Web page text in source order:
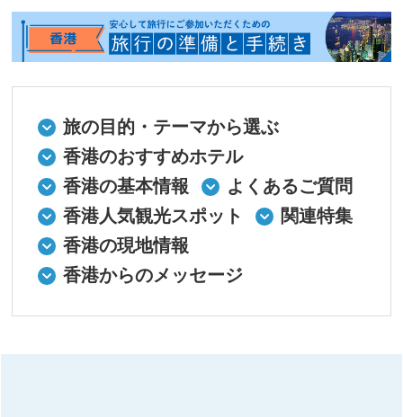
旅の目的・テーマから選ぶ
香港のおすすめホテル
香港の基本情報
よくあるご質問
香港人気観光スポット
関連特集
香港の現地情報
香港からのメッセージ